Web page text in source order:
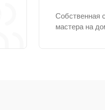
Собственная
мастера на